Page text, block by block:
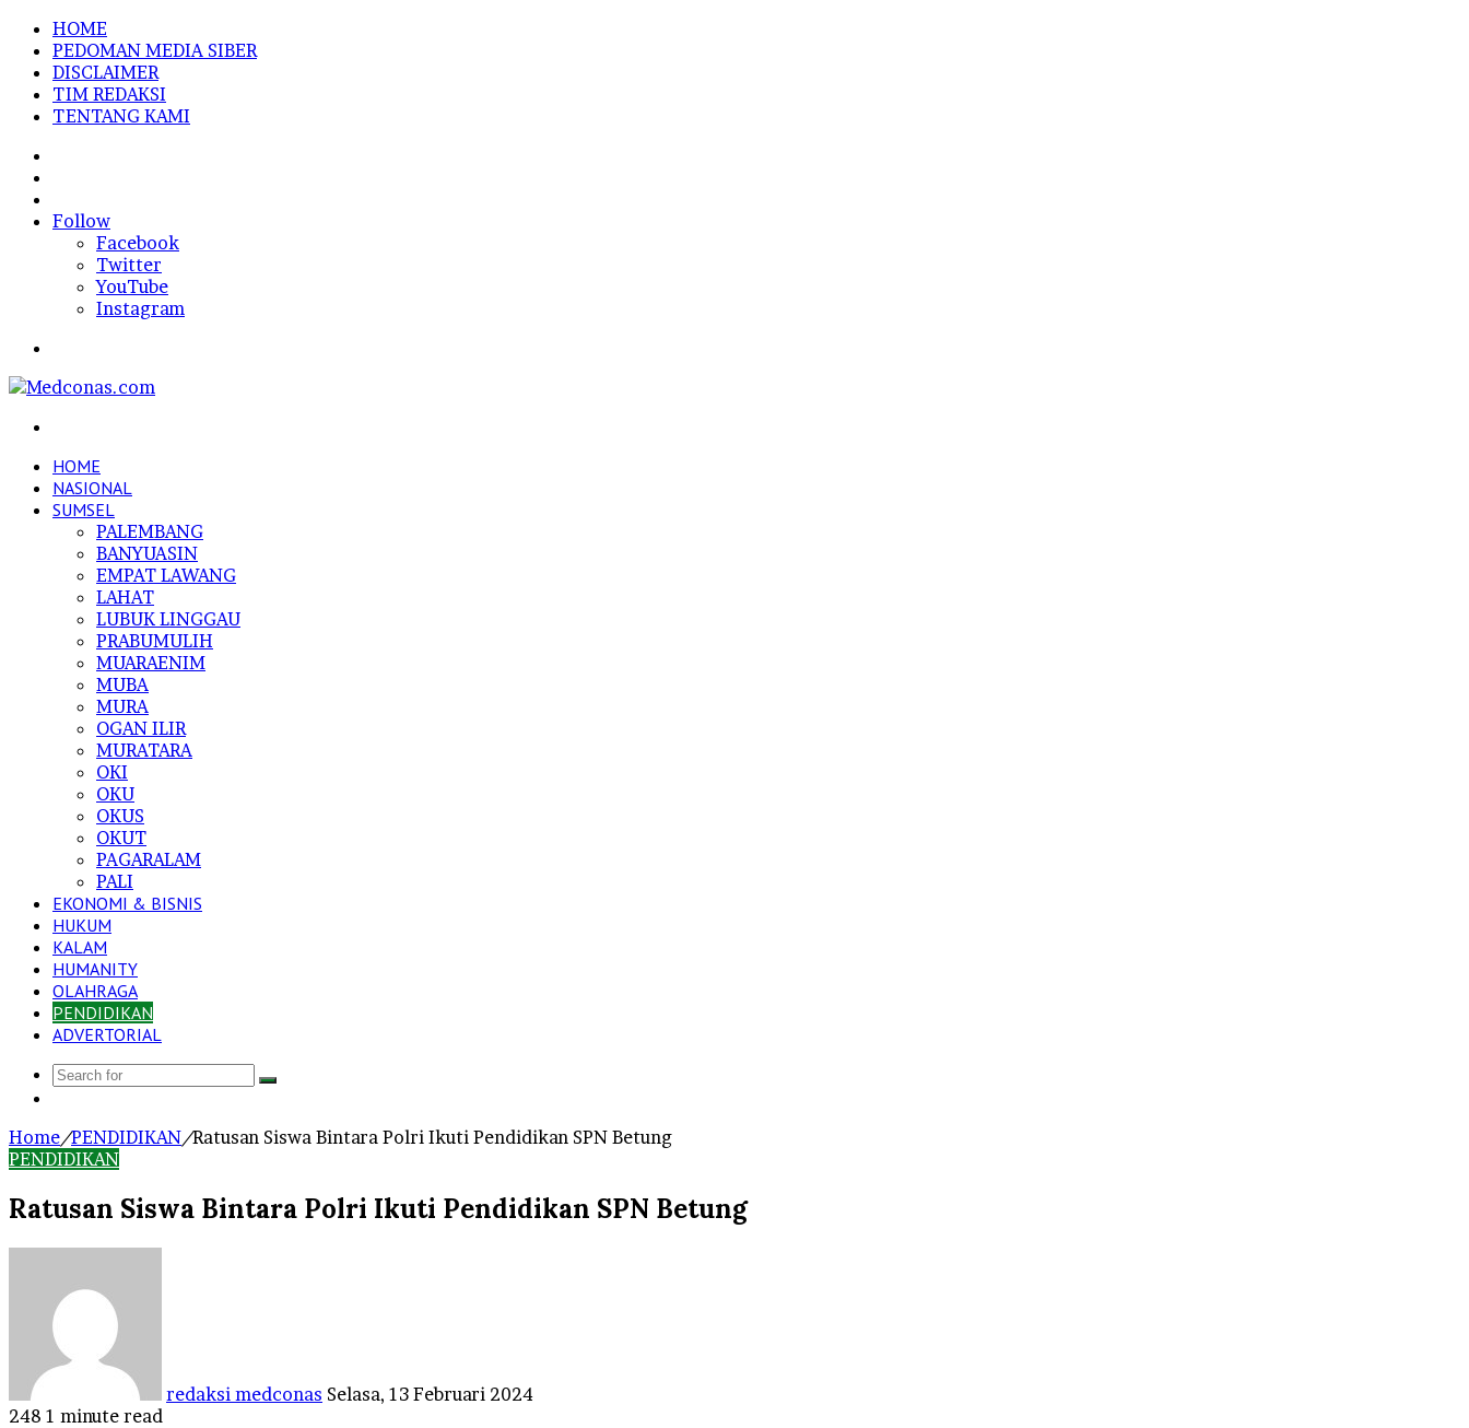
HOME
PEDOMAN MEDIA SIBER
DISCLAIMER
TIM REDAKSI
TENTANG KAMI
In
Follow
Facebook
Twitter
YouTube
Instagram
HOME
NASIONAL
SUMSEL
PALEMBANG
BANYUASIN
EMPAT LAWANG
LAHAT
LUBUK LINGGAU
PRABUMULIH
MUARAENIM
MUBA
MURA
OGAN ILIR
MURATARA
OKI
OKU
OKUS
OKUT
PAGARALAM
PALI
EKONOMI & BISNIS
HUKUM
KALAM
HUMANITY
OLAHRAGA
PENDIDIKAN
ADVERTORIAL
Search
Home/PENDIDIKAN/Ratusan Siswa Bintara Polri Ikuti Pendidikan SPN Betung
PENDIDIKAN
Ratusan Siswa Bintara Polri Ikuti Pendidikan SPN Betung
redaksi medconas Selasa, 13 Februari 2024
248 1 minute read